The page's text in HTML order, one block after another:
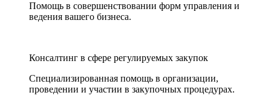
Помощь в совершенствовании форм управления и
ведения вашего бизнеса.
Консалтинг в сфере регулируемых закупок
Специализированная помощь в организации,
проведении и участии в закупочных процедурах.